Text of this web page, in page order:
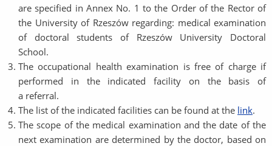
are specified in Annex No. 1 to the Order of the Rector of
the University of Rzeszów regarding: medical examination
of doctoral students of Rzeszów University Doctoral
School.
The occupational health examination is free of charge if
performed in the indicated facility on the basis of
a referral.
The list of the indicated facilities can be found at the link.
The scope of the medical examination and the date of the
next examination are determined by the doctor, based on